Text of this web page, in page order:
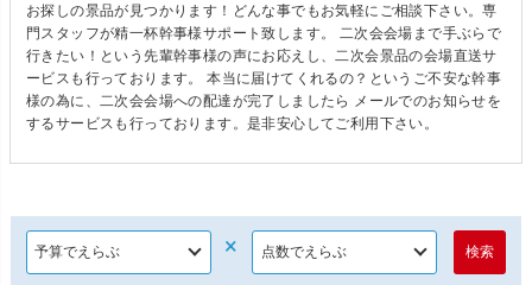
お探しの景品が見つかります！どんな事でもお気軽にご相談下さい。専
門スタッフが精一杯幹事様サポート致します。 二次会会場まで手ぶらで
行きたい！という先輩幹事様の声にお応えし、二次会景品の会場直送サ
ービスも行っております。 本当に届けてくれるの？というご不安な幹事
様の為に、二次会会場への配達が完了しましたら メールでのお知らせを
するサービスも行っております。是非安心してご利用下さい。
×